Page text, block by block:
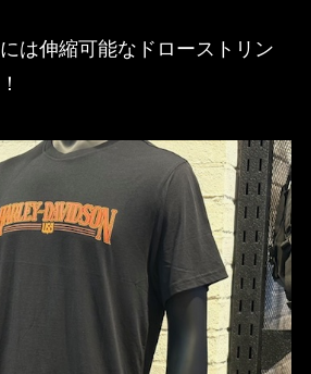
は伸縮可能なドローストリン